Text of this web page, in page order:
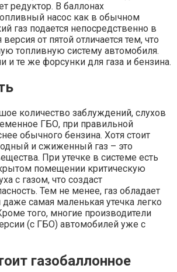
редуктор. В баллонах
насос как в обычном
газ подается непосредственно в
от пятой отличается тем, что
топливную систему автомобиля.
и те же форсунки для газа и бензина.
количество заблуждений, слухов
ГБО, при правильной
обычного бензина. Хотя стоит
и сжиженный газ – это
При утечке в системе есть
помещении критическую
с газом, что создаст
Тем не менее, газ обладает
самая маленькая утечка легко
того, многие производители
(с ГБО) автомобилей уже с
газобаллонное